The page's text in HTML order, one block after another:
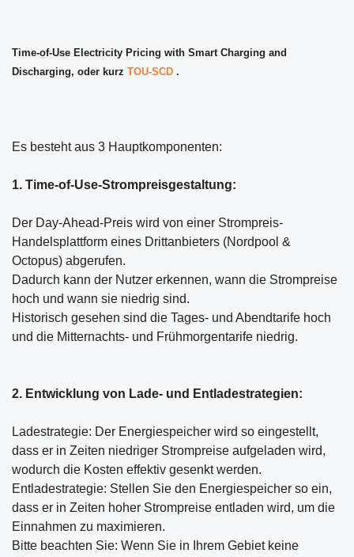
Time-of-Use Electricity Pricing with Smart Charging and
Discharging, oder kurz TOU-SCD .
Es besteht aus 3 Hauptkomponenten:
1. Time-of-Use-Strompreisgestaltung:
Der Day-Ahead-Preis wird von einer Strompreis-
Handelsplattform eines Drittanbieters (Nordpool &
Octopus) abgerufen.
Dadurch kann der Nutzer erkennen, wann die Strompreise
hoch und wann sie niedrig sind.
Historisch gesehen sind die Tages- und Abendtarife hoch
und die Mitternachts- und Frühmorgentarife niedrig.
2. Entwicklung von Lade- und Entladestrategien:
Ladestrategie: Der Energiespeicher wird so eingestellt,
dass er in Zeiten niedriger Strompreise aufgeladen wird,
wodurch die Kosten effektiv gesenkt werden.
Entladestrategie: Stellen Sie den Energiespeicher so ein,
dass er in Zeiten hoher Strompreise entladen wird, um die
Einnahmen zu maximieren.
Bitte beachten Sie: Wenn Sie in Ihrem Gebiet keine